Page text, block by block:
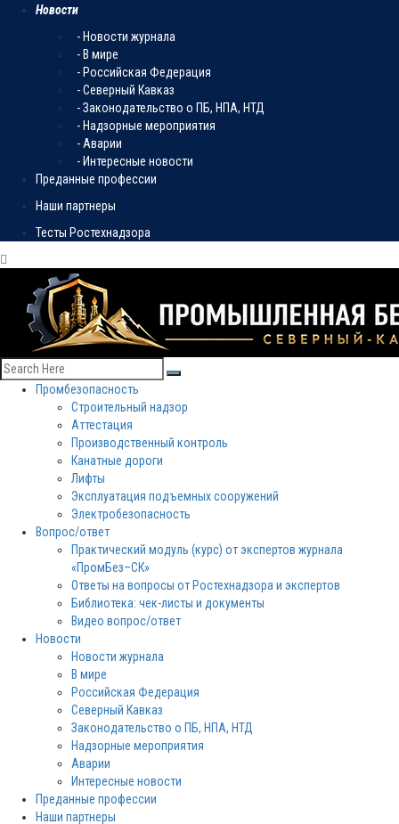
Новости
- Новости журнала
- В мире
- Российская Федерация
- Северный Кавказ
- Законодательство о ПБ, НПА, НТД
- Надзорные мероприятия
- Аварии
- Интересные новости
Преданные профессии
Наши партнеры
Тесты Ростехнадзора
Промбезопасность
Строительный надзор
Аттестация
Производственный контроль
Канатные дороги
Лифты
Эксплуатация подъемных сооружений
Электробезопасность
Вопрос/ответ
Практический модуль (курс) от экспертов журнала
«ПромБез–СК»
Ответы на вопросы от Ростехнадзора и экспертов
Библиотека: чек-листы и документы
Видео вопрос/ответ
Новости
Новости журнала
В мире
Российская Федерация
Северный Кавказ
Законодательство о ПБ, НПА, НТД
Надзорные мероприятия
Аварии
Интересные новости
Преданные профессии
Наши партнеры